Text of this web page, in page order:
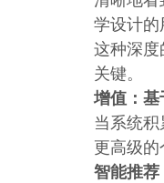
学设计的
这种深度
关键。
增值：
当系统
更高级的
智能推荐